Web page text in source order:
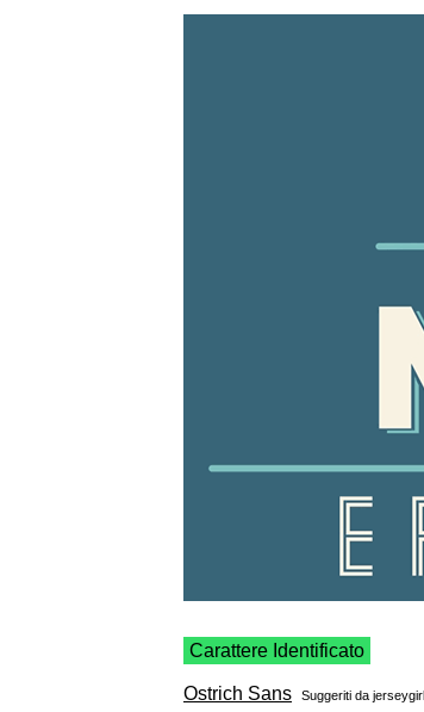
Carattere Identificato
Ostrich Sans Suggeriti da jerseygirl